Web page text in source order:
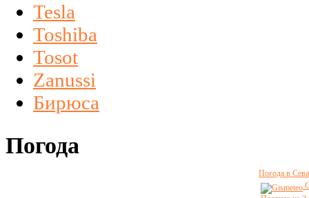
Tesla
Toshiba
Tosot
Zanussi
Бирюса
Погода
Погода в